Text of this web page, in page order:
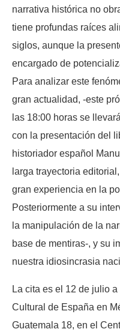
narrativa histórica no
tiene profundas raíces
siglos, aunque la
encargado de
Para analizar este
gran actualidad, -este
las 18:00 horas se
con la presentación del
historiador español
larga trayectoria
gran experiencia en la
Posteriormente a su
la manipulación de la
base de mentiras-, y su
nuestra idiosincrasia
La cita es el 12 de julio
Cultural de España en
Guatemala 18, en el